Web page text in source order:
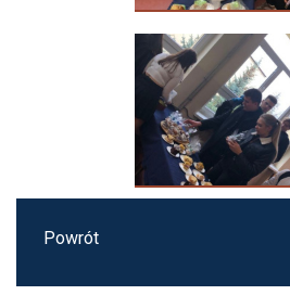
Powrót